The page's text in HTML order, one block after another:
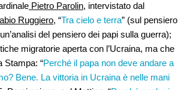
Pietro Parolin, intervistato dal
Ruggiero, “Tra cielo e terra” (sul pensiero
del pensiero dei papi sulla guerra);
migratorie aperta con l’Ucraina, ma che
Stampa: “Perché il papa non deve andare a
Bene. La vittoria in Ucraina è nelle mani